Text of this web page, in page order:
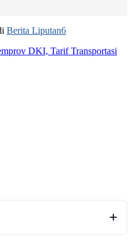
Berita Liputan6
DKI, Tarif Transportasi